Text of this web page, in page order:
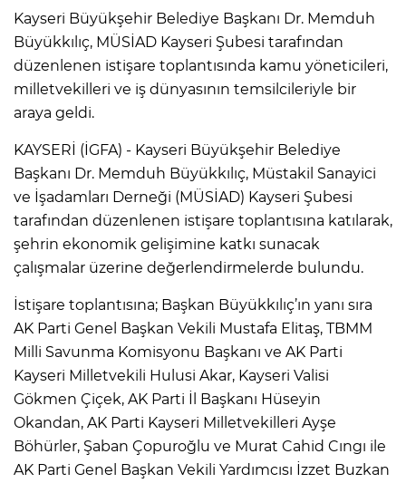
Kayseri Büyükşehir Belediye Başkanı Dr. Memduh
Büyükkılıç, MÜSİAD Kayseri Şubesi tarafından
düzenlenen istişare toplantısında kamu yöneticileri,
milletvekilleri ve iş dünyasının temsilcileriyle bir
araya geldi.
KAYSERİ (İGFA) - Kayseri Büyükşehir Belediye
Başkanı Dr. Memduh Büyükkılıç, Müstakil Sanayici
ve İşadamları Derneği (MÜSİAD) Kayseri Şubesi
tarafından düzenlenen istişare toplantısına katılarak,
şehrin ekonomik gelişimine katkı sunacak
çalışmalar üzerine değerlendirmelerde bulundu.
İstişare toplantısına; Başkan Büyükkılıç’ın yanı sıra
AK Parti Genel Başkan Vekili Mustafa Elitaş, TBMM
Milli Savunma Komisyonu Başkanı ve AK Parti
Kayseri Milletvekili Hulusi Akar, Kayseri Valisi
Gökmen Çiçek, AK Parti İl Başkanı Hüseyin
Okandan, AK Parti Kayseri Milletvekilleri Ayşe
Böhürler, Şaban Çopuroğlu ve Murat Cahid Cıngı ile
AK Parti Genel Başkan Vekili Yardımcısı İzzet Buzkan